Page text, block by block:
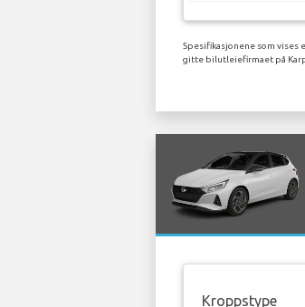
Spesifikasjonene som vises
gitte bilutleiefirmaet på
Kroppstype